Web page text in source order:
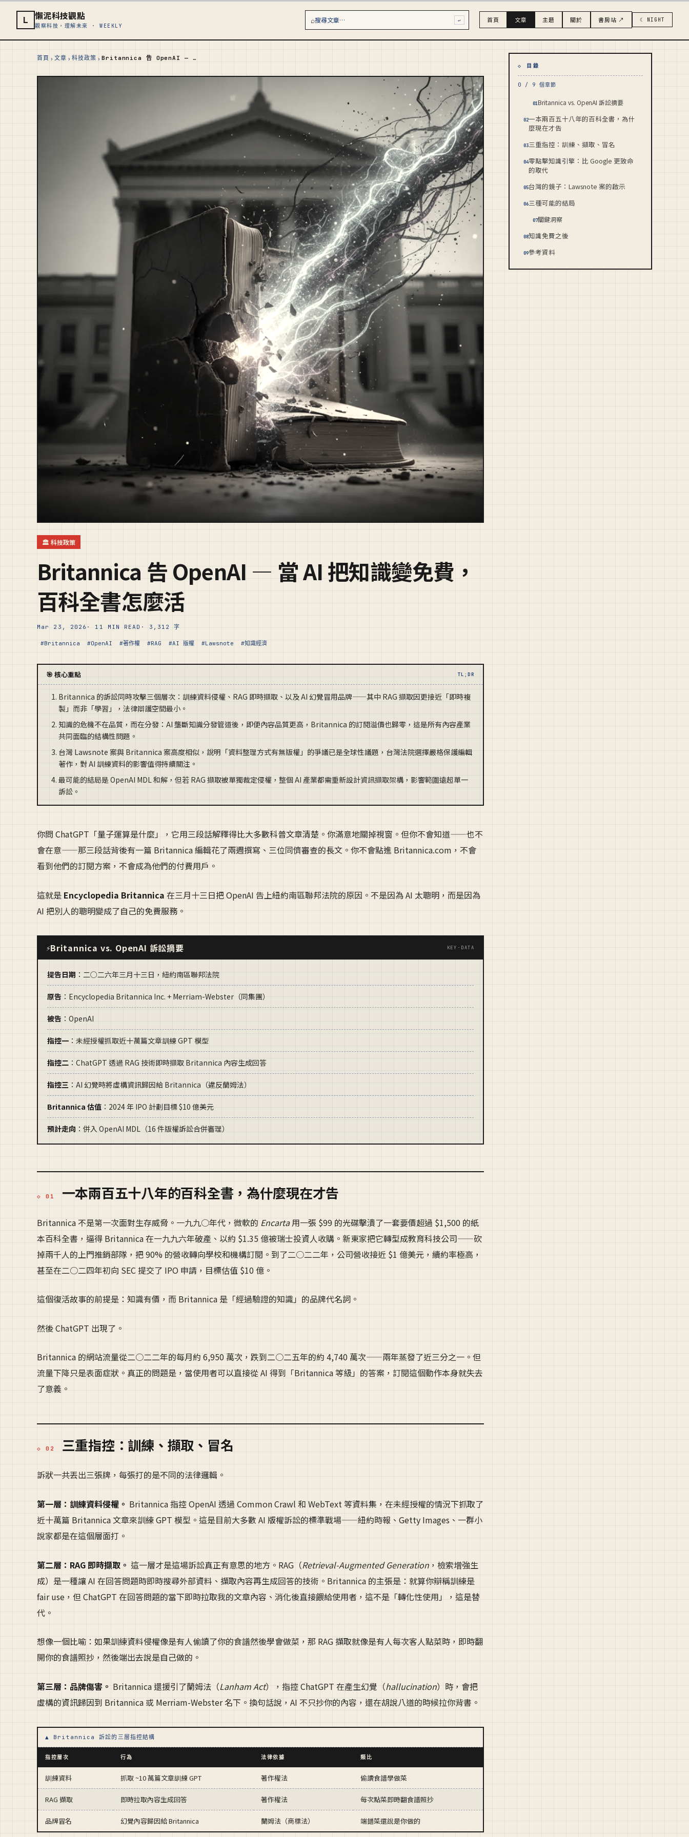
L 懶泥科技觀點
觀察科技，理解未來 · WEEKLY
⌕搜尋文章… ↵ 首頁 文章 主題 關於 書房站 ↗ ☾ NIGHT
首頁 › 文章 › 科技政策 › Britannica 告 OpenAI — 當 AI 把知識變免費，百科全書怎麼活
🏛️ 科技政策
Britannica 告 OpenAI — 當 AI 把知識變免費，
百科全書怎麼活
Mar 23, 2026 · 11 MIN READ · 3,312 字
#Britannica #OpenAI #著作權 #RAG #AI 版權 #Lawsnote #知識經濟
🎯 核心重點 TL;DR
Britannica 的訴訟同時攻擊三個層次：訓練資料侵權、RAG 即時擷取、以及 AI 幻覺冒用品牌——其中 RAG 擷取因更接近「即時複
製」而非「學習」，法律辯護空間最小。
知識的危機不在品質，而在分發：AI 壟斷知識分發管道後，即便內容品質更高，Britannica 的訂閱溢價也歸零，這是所有內容產業
共同面臨的結構性問題。
台灣 Lawsnote 案與 Britannica 案高度相似，說明「資料整理方式有無版權」的爭議已是全球性議題，台灣法院選擇嚴格保護編輯
著作，對 AI 訓練資料的影響值得持續關注。
最可能的結局是 OpenAI MDL 和解，但若 RAG 擷取被單獨裁定侵權，整個 AI 產業都需重新設計資訊擷取架構，影響範圍遠超單一
訴訟。
你問 ChatGPT「量子運算是什麼」，它用三段話解釋得比大多數科普文章清楚。你滿意地關掉視窗。但你不會知道——也不
會在意——那三段話背後有一篇 Britannica 編輯花了兩週撰寫、三位同儕審查的長文。你不會點進 Britannica.com，不會
看到他們的訂閱方案，不會成為他們的付費用戶。
這就是 Encyclopedia Britannica 在三月十三日把 OpenAI 告上紐約南區聯邦法院的原因。不是因為 AI 太聰明，而是因為
AI 把別人的聰明變成了自己的免費服務。
⚡Britannica vs. OpenAI 訴訟摘要 KEY·DATA
提告日期 ：二○二六年三月十三日，紐約南區聯邦法院
原告 ：Encyclopedia Britannica Inc. + Merriam-Webster（同集團）
被告 ：OpenAI
指控一 ：未經授權抓取近十萬篇文章訓練 GPT 模型
指控二 ：ChatGPT 透過 RAG 技術即時擷取 Britannica 內容生成回答
指控三 ：AI 幻覺時將虛構資訊歸因給 Britannica（違反蘭姆法）
Britannica 估值 ：2024 年 IPO 計劃目標 $10 億美元
預計走向 ：併入 OpenAI MDL（16 件版權訴訟合併審理）
一本兩百五十八年的百科全書，為什麼現在才告
Britannica 不是第一次面對生存威脅。一九九○年代，微軟的 Encarta用一張 $99 的光碟擊潰了一套要價超過 $1,500 的紙
本百科全書，逼得 Britannica 在一九九六年破產、以約 $1.35 億被瑞士投資人收購。新東家把它轉型成教育科技公司——砍
掉兩千人的上門推銷部隊，把 90% 的營收轉向學校和機構訂閱。到了二○二二年，公司營收接近 $1 億美元，續約率極高，
甚至在二○二四年初向 SEC 提交了 IPO 申請，目標估值 $10 億。
這個復活故事的前提是：知識有價，而 Britannica 是「經過驗證的知識」的品牌代名詞。
然後 ChatGPT 出現了。
Britannica 的網站流量從二○二二年的每月約 6,950 萬次，跌到二○二五年的約 4,740 萬次——兩年蒸發了近三分之一。但
流量下降只是表面症狀。真正的問題是，當使用者可以直接從 AI 得到「Britannica 等級」的答案，訂閱這個動作本身就失去
了意義。
三重指控：訓練、擷取、冒名
訴狀一共丟出三張牌，每張打的是不同的法律邏輯。
第一層：訓練資料侵權。 Britannica 指控 OpenAI 透過 Common Crawl 和 WebText 等資料集，在未經授權的情況下抓取了
近十萬篇 Britannica 文章來訓練 GPT 模型。這是目前大多數 AI 版權訴訟的標準戰場——紐約時報、Getty Images、一群小
說家都是在這個層面打。
第二層：RAG 即時擷取。 這一層才是這場訴訟真正有意思的地方。RAG（Retrieval-Augmented Generation ，檢索增強生
成）是一種讓 AI 在回答問題時即時搜尋外部資料、擷取內容再生成回答的技術。Britannica 的主張是：就算你辯稱訓練是
fair use，但 ChatGPT 在回答問題的當下即時拉取我的文章內容、消化後直接餵給使用者，這不是「轉化性使用」，這是替
代。
想像一個比喻：如果訓練資料侵權像是有人偷讀了你的食譜然後學會做菜，那 RAG 擷取就像是有人每次客人點菜時，即時翻
開你的食譜照抄，然後端出去說是自己做的。
第三層：品牌傷害。 Britannica 還援引了蘭姆法（Lanham Act），指控 ChatGPT 在產生幻覺（hallucination）時，會把
虛構的資訊歸因到 Britannica 或 Merriam-Webster 名下。換句話說，AI 不只抄你的內容，還在胡說八道的時候拉你背書。
▲ Britannica 訴訟的三層指控結構
指控層次 行為 法律依據 類比
訓練資料 抓取 ~10 萬篇文章訓練 GPT 著作權法 偷讀食譜學做菜
RAG 擷取 即時拉取內容生成回答 著作權法 每次點菜即時翻食譜照抄
品牌冒名 幻覺內容歸因給 Britannica 蘭姆法（商標法） 端錯菜還說是你做的
◇ 目錄
0 / 9 個章節
01Britannica vs. OpenAI 訴訟摘要
02一本兩百五十八年的百科全書，為什
麼現在才告
03三重指控：訓練、擷取、冒名
04零點擊知識引擎：比 Google 更致命
的取代
05台灣的鏡子：Lawsnote 案的啟示
06三種可能的結局
07關鍵洞察
08知識免費之後
09參考資料